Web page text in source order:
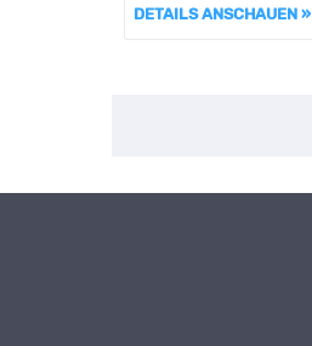
DETAILS ANSCHAUEN »